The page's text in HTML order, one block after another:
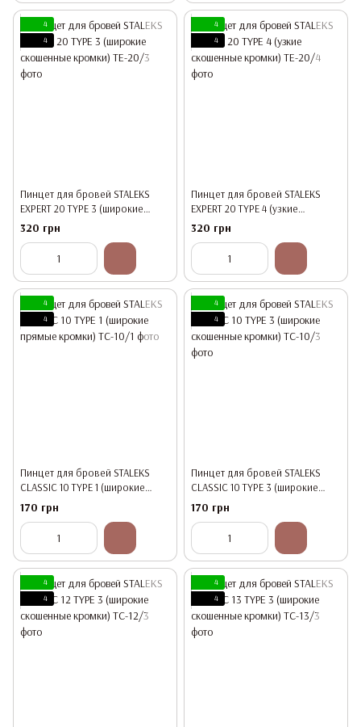
4
4
Пинцет для бровей STALEKS
EXPERT 20 TYPE 3 (широкие
скошенные кромки)
320 грн
4
4
Пинцет для бровей STALEKS
EXPERT 20 TYPE 4 (узкие
скошенные кромки)
320 грн
4
4
Пинцет для бровей STALEKS
CLASSIC 10 TYPE 1 (широкие
прямые кромки)
170 грн
4
4
Пинцет для бровей STALEKS
CLASSIC 10 TYPE 3 (широкие
скошенные кромки)
170 грн
4
4
4
4